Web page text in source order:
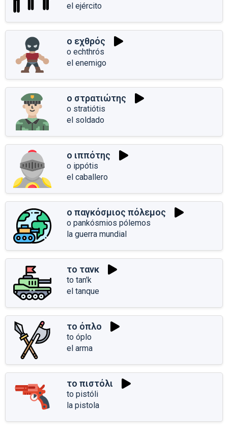
el ejército
ο εχθρός
o echthrós
el enemigo
ο στρατιώτης
o stratiótis
el soldado
ο ιππότης
o ippótis
el caballero
ο παγκόσμιος πόλεμος
o pankósmios pólemos
la guerra mundial
το τανκ
to tan'k
el tanque
το όπλο
to óplo
el arma
το πιστόλι
to pistóli
la pistola